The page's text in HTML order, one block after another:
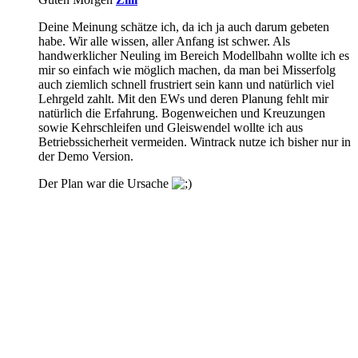
Deine Meinung schätze ich, da ich ja auch darum gebeten
habe. Wir alle wissen, aller Anfang ist schwer. Als
handwerklicher Neuling im Bereich Modellbahn wollte ich es
mir so einfach wie möglich machen, da man bei Misserfolg
auch ziemlich schnell frustriert sein kann und natürlich viel
Lehrgeld zahlt. Mit den EWs und deren Planung fehlt mir
natürlich die Erfahrung. Bogenweichen und Kreuzungen
sowie Kehrschleifen und Gleiswendel wollte ich aus
Betriebssicherheit vermeiden. Wintrack nutze ich bisher nur in
der Demo Version.
Der Plan war die Ursache